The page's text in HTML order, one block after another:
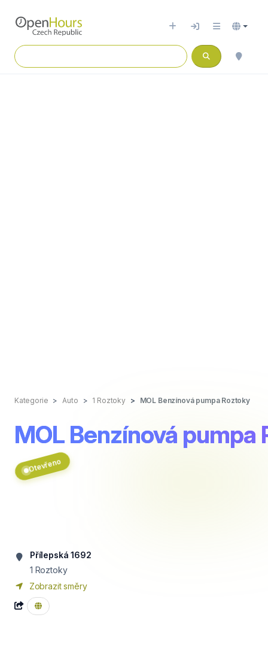
Kategorie Auto 1 Roztoky MOL Benzínová pumpa Roztoky
MOL Benzínová pumpa
Otevřeno
Přílepská 1692
1 Roztoky
Zobrazit směry